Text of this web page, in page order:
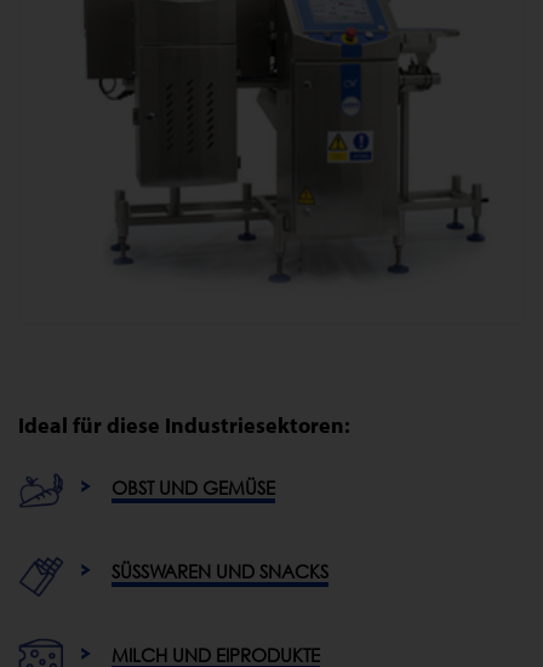
Ideal für diese Industriesektoren:
OBST UND GEMÜSE
SÜSSWAREN UND SNACKS
MILCH UND EIPRODUKTE